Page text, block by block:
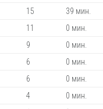
15
39 мин.
11
0 мин.
9
0 мин.
6
0 мин.
6
0 мин.
4
0 мин.